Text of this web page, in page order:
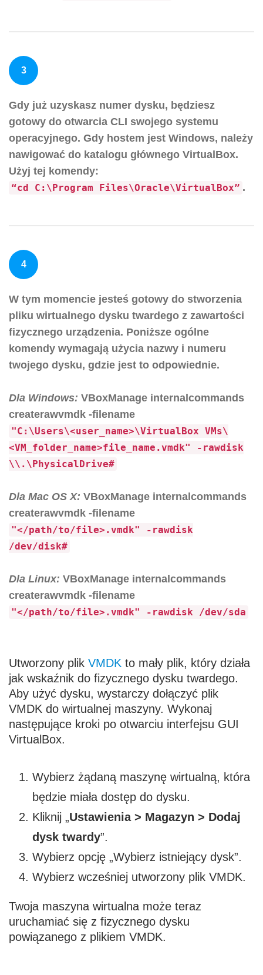
3
Gdy już uzyskasz numer dysku, będziesz
gotowy do otwarcia CLI swojego systemu
operacyjnego. Gdy hostem jest Windows, należy
nawigować do katalogu głównego VirtualBox.
Użyj tej komendy:
“cd C:\Program Files\Oracle\VirtualBox” .
4
W tym momencie jesteś gotowy do stworzenia
pliku wirtualnego dysku twardego z zawartości
fizycznego urządzenia. Poniższe ogólne
komendy wymagają użycia nazwy i numeru
twojego dysku, gdzie jest to odpowiednie.
Dla Windows: VBoxManage internalcommands
createrawvmdk -filename
"C:\Users\<user_name>\VirtualBox VMs\
<VM_folder_name>file_name.vmdk" -rawdisk
\\.\PhysicalDrive#
Dla Mac OS X: VBoxManage internalcommands
createrawvmdk -filename
"</path/to/file>.vmdk" -rawdisk
/dev/disk#
Dla Linux: VBoxManage internalcommands
createrawvmdk -filename
"</path/to/file>.vmdk" -rawdisk /dev/sda
Utworzony plik VMDK to mały plik, który działa
jak wskaźnik do fizycznego dysku twardego.
Aby użyć dysku, wystarczy dołączyć plik
VMDK do wirtualnej maszyny. Wykonaj
następujące kroki po otwarciu interfejsu GUI
VirtualBox.
Wybierz żądaną maszynę wirtualną, która
będzie miała dostęp do dysku.
Kliknij „Ustawienia > Magazyn > Dodaj
dysk twardy”.
Wybierz opcję „Wybierz istniejący dysk”.
Wybierz wcześniej utworzony plik VMDK.
Twoja maszyna wirtualna może teraz
uruchamiać się z fizycznego dysku
powiązanego z plikiem VMDK.